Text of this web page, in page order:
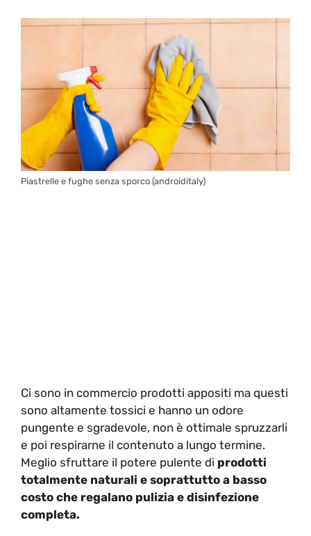
Piastrelle e fughe senza sporco (androiditaly)
Ci sono in commercio prodotti appositi ma questi
sono altamente tossici e hanno un odore
pungente e sgradevole, non è ottimale spruzzarli
e poi respirarne il contenuto a lungo termine.
Meglio sfruttare il potere pulente di prodotti
totalmente naturali e soprattutto a basso
costo che regalano pulizia e disinfezione
completa.